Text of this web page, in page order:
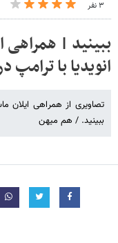
۳ نفر
ببینید | همراهی
انویدیا با
تصاویری از همراهی ایلان
ببینید. / هم میهن